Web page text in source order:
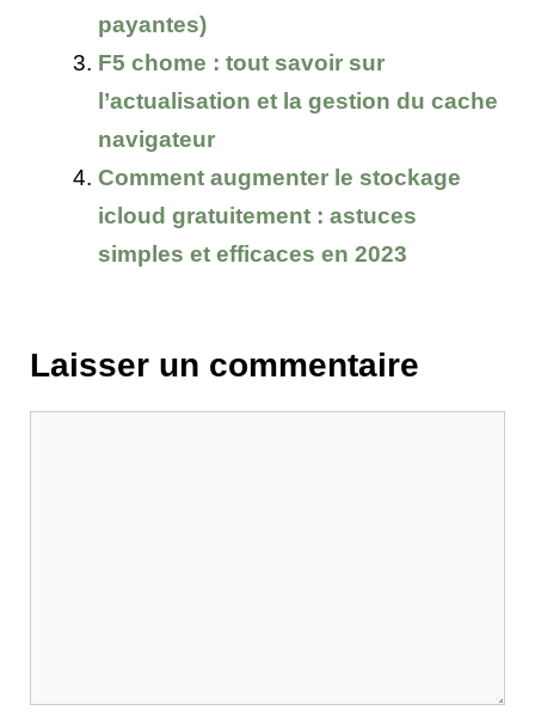
payantes)
F5 chome : tout savoir sur
l’actualisation et la gestion du cache
navigateur
Comment augmenter le stockage
icloud gratuitement : astuces
simples et efficaces en 2023
Laisser un commentaire